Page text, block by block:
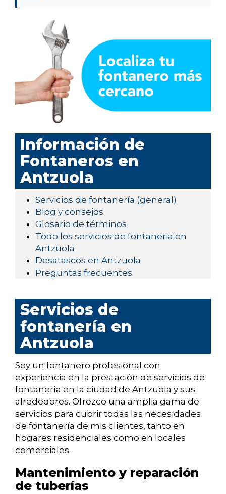
Información de
Fontaneros en
Antzuola
Servicios de fontanería (general)
Blog y consejos
Glosario de términos
Todo los servicios de fontaneria en
Antzuola
Desatascos en Antzuola
Preguntas frecuentes
Servicios de
fontanería en
Antzuola
Soy un fontanero profesional con
experiencia en la prestación de servicios de
fontanería en la ciudad de Antzuola y sus
alrededores. Ofrezco una amplia gama de
servicios para cubrir todas las necesidades
de fontanería de mis clientes, tanto en
hogares residenciales como en locales
comerciales.
Mantenimiento y reparación
de tuberías